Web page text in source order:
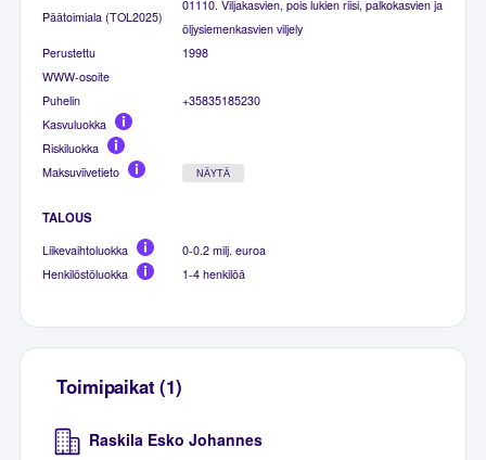
Päätoimiala (TOL2025)
01110. Viljakasvien, pois lukien riisi, palkokasvien ja
öljysiemenkasvien viljely
Perustettu
1998
WWW-osoite
Puhelin
+35835185230
Kasvuluokka
Riskiluokka
Maksuviivetieto
NÄYTÄ
TALOUS
Liikevaihtoluokka
0-0.2 milj. euroa
Henkilöstöluokka
1-4 henkilöä
Toimipaikat (1)
Raskila Esko Johannes